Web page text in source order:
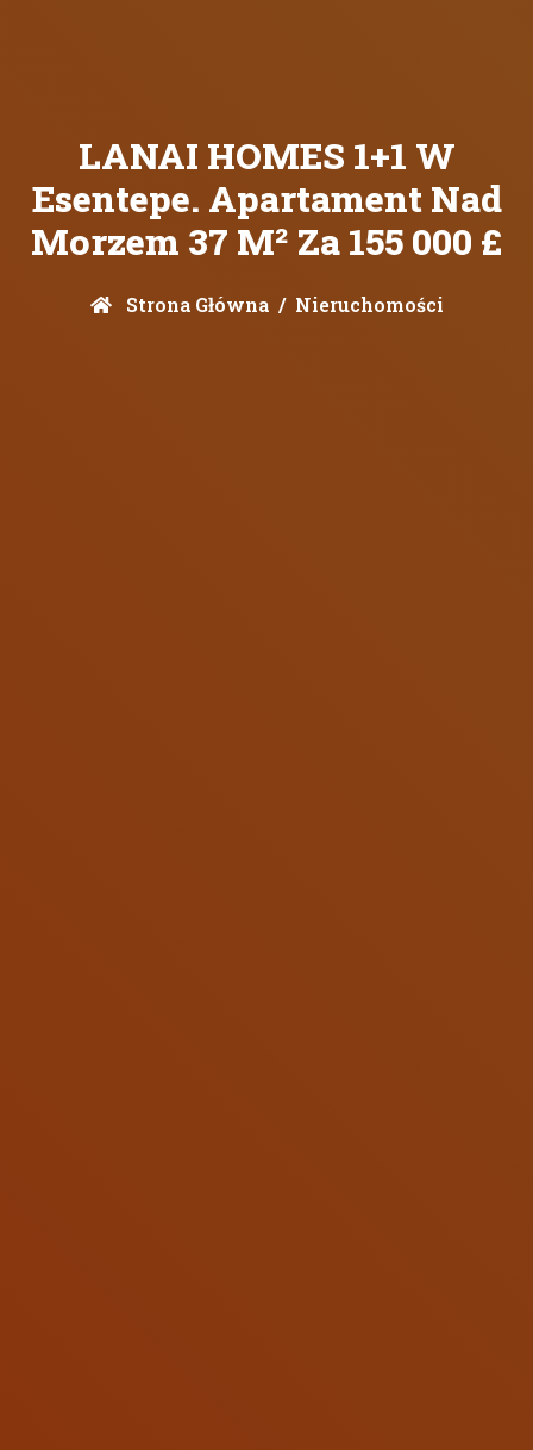
LANAI HOMES 1+1 W
Esentepe. Apartament Nad
Morzem 37 M² Za 155 000 £
Strona Główna Nieruchomości